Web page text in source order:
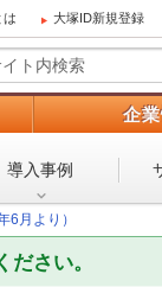
は 大塚ID新規登録
企
導入事例
6月より）
さい。